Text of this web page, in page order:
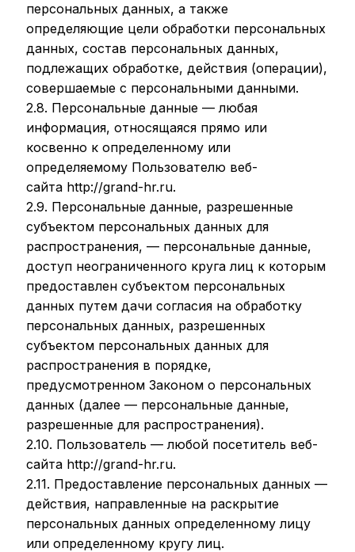
персональных данных, а также
определяющие цели обработки персональных
данных, состав персональных данных,
подлежащих обработке, действия (операции),
совершаемые с персональными данными.
2.8. Персональные данные — любая
информация, относящаяся прямо или
косвенно к определенному или
определяемому Пользователю веб-
сайта http://grand-hr.ru.
2.9. Персональные данные, разрешенные
субъектом персональных данных для
распространения, — персональные данные,
доступ неограниченного круга лиц к которым
предоставлен субъектом персональных
данных путем дачи согласия на обработку
персональных данных, разрешенных
субъектом персональных данных для
распространения в порядке,
предусмотренном Законом о персональных
данных (далее — персональные данные,
разрешенные для распространения).
2.10. Пользователь — любой посетитель веб-
сайта http://grand-hr.ru.
2.11. Предоставление персональных данных —
действия, направленные на раскрытие
персональных данных определенному лицу
или определенному кругу лиц.